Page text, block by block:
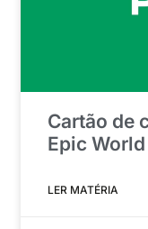
Cartão de
Epic
LER MATÉRIA